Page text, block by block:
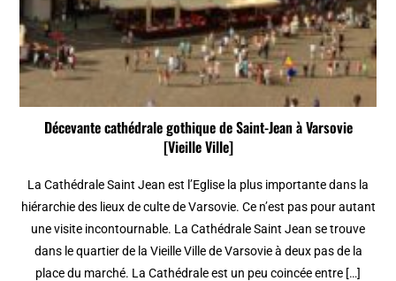
Décevante cathédrale gothique de Saint-Jean à Varsovie
[Vieille Ville]
La Cathédrale Saint Jean est l’Eglise la plus importante dans la
hiérarchie des lieux de culte de Varsovie. Ce n’est pas pour autant
une visite incontournable. La Cathédrale Saint Jean se trouve
dans le quartier de la Vieille Ville de Varsovie à deux pas de la
place du marché. La Cathédrale est un peu coincée entre […]